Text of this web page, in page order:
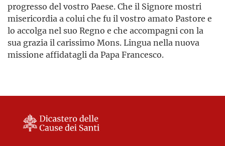
progresso del vostro Paese. Che il Signore mostri
misericordia a colui che fu il vostro amato Pastore e
lo accolga nel suo Regno e che accompagni con la
sua grazia il carissimo Mons. Lingua nella nuova
missione affidatagli da Papa Francesco.